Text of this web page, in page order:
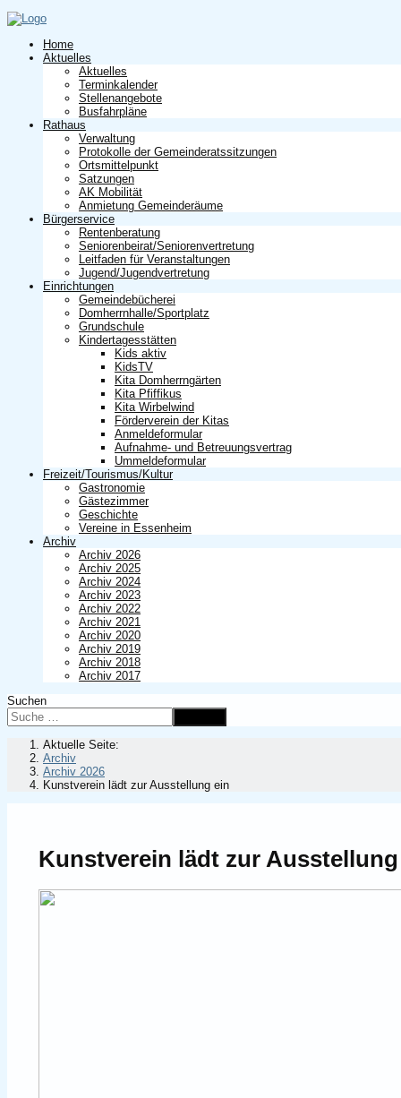
Home
Aktuelles
Aktuelles
Terminkalender
Stellenangebote
Busfahrpläne
Rathaus
Verwaltung
Protokolle der Gemeinderatssitzungen
Ortsmittelpunkt
Satzungen
AK Mobilität
Anmietung Gemeinderäume
Bürgerservice
Rentenberatung
Seniorenbeirat/Seniorenvertretung
Leitfaden für Veranstaltungen
Jugend/Jugendvertretung
Einrichtungen
Gemeindebücherei
Domherrnhalle/Sportplatz
Grundschule
Kindertagesstätten
Kids aktiv
KidsTV
Kita Domherrngärten
Kita Pfiffikus
Kita Wirbelwind
Förderverein der Kitas
Anmeldeformular
Aufnahme- und Betreuungsvertrag
Ummeldeformular
Freizeit/Tourismus/Kultur
Gastronomie
Gästezimmer
Geschichte
Vereine in Essenheim
Archiv
Archiv 2026
Archiv 2025
Archiv 2024
Archiv 2023
Archiv 2022
Archiv 2021
Archiv 2020
Archiv 2019
Archiv 2018
Archiv 2017
Suchen
Aktuelle Seite:
Archiv
Archiv 2026
Kunstverein lädt zur Ausstellung ein
Kunstverein lädt zur